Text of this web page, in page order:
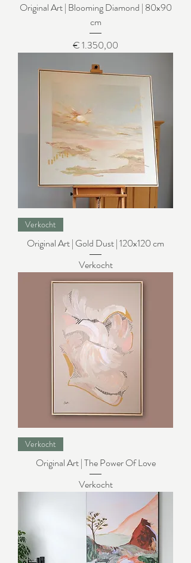
Original Art | Blooming Diamond | 80x90
cm
Prijs
€ 1.350,00
Verkocht
Original Art | Gold Dust | 120x120 cm
Verkocht
Verkocht
Original Art | The Power Of Love
Verkocht